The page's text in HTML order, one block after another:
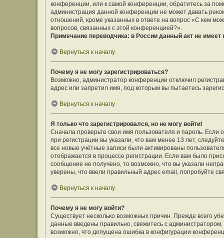
конференции, или к самой конференции, обратитесь за
администрация данной конференции не может давать
отношений, кроме указанных в ответе на вопрос «С кем
вопросов, связанных с этой конференцией?».
Примечание переводчика: в России данный акт не
Вернуться к началу
Почему я не могу зарегистрироваться?
Возможно, администратор конференции отключил
адрес или запретил имя, под которым вы пытаетесь
Вернуться к началу
Я только что зарегистрировался, но не могу войти!
Сначала проверьте свои имя пользователя и пароль.
при регистрации вы указали, что вам менее 13 лет,
все новые учётные записи были активированы
отображается в процессе регистрации. Если вам было
сообщение не получено, то возможно, что вы указали
уверены, что ввели правильный адрес email, попробуйте
Вернуться к началу
Почему я не могу войти?
Существует несколько возможных причин. Прежде всего
данные введены правильно, свяжитесь с
возможно, что допущена ошибка в конфигурации